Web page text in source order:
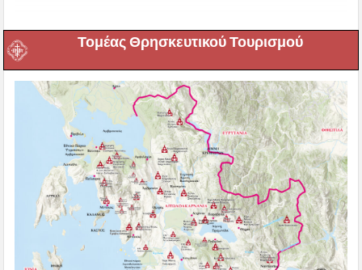
Τομέας Θρησκευτικού Τουρισμού